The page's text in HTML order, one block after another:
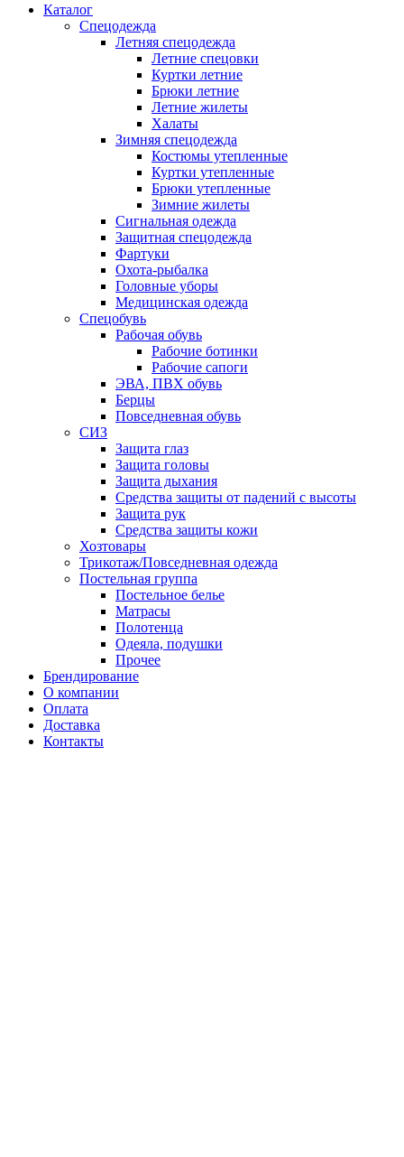
Каталог
Спецодежда
Летняя спецодежда
Летние спецовки
Куртки летние
Брюки летние
Летние жилеты
Халаты
Зимняя спецодежда
Костюмы утепленные
Куртки утепленные
Брюки утепленные
Зимние жилеты
Сигнальная одежда
Защитная спецодежда
Фартуки
Охота-рыбалка
Головные уборы
Медицинская одежда
Спецобувь
Рабочая обувь
Рабочие ботинки
Рабочие сапоги
ЭВА, ПВХ обувь
Берцы
Повседневная обувь
СИЗ
Защита глаз
Защита головы
Защита дыхания
Средства защиты от падений с высоты
Защита рук
Средства защиты кожи
Хозтовары
Трикотаж/Повседневная одежда
Постельная группа
Постельное белье
Матрасы
Полотенца
Одеяла, подушки
Прочее
Брендирование
О компании
Оплата
Доставка
Контакты